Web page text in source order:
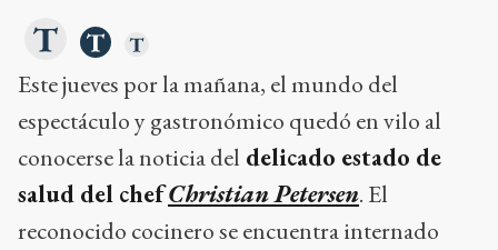
Este jueves por la mañana, el mundo del
espectáculo y gastronómico quedó en vilo al
conocerse la noticia del delicado estado de
salud del chefChristian Petersen. El
reconocido cocinero se encuentra internado